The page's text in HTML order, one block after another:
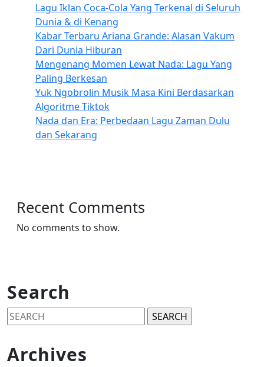
Lagu Iklan Coca-Cola Yang Terkenal di Seluruh
Dunia & di Kenang
Kabar Terbaru Ariana Grande: Alasan Vakum
Dari Dunia Hiburan
Mengenang Momen Lewat Nada: Lagu Yang
Paling Berkesan
Yuk Ngobrolin Musik Masa Kini Berdasarkan
Algoritme Tiktok
Nada dan Era: Perbedaan Lagu Zaman Dulu
dan Sekarang
Recent Comments
No comments to show.
Search
Search
for:
Archives